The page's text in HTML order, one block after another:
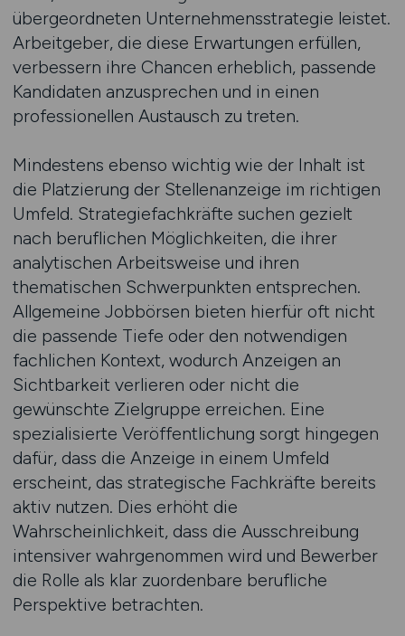
übergeordneten Unternehmensstrategie leistet.
Arbeitgeber, die diese Erwartungen erfüllen,
verbessern ihre Chancen erheblich, passende
Kandidaten anzusprechen und in einen
professionellen Austausch zu treten.
Mindestens ebenso wichtig wie der Inhalt ist
die Platzierung der Stellenanzeige im richtigen
Umfeld. Strategiefachkräfte suchen gezielt
nach beruflichen Möglichkeiten, die ihrer
analytischen Arbeitsweise und ihren
thematischen Schwerpunkten entsprechen.
Allgemeine Jobbörsen bieten hierfür oft nicht
die passende Tiefe oder den notwendigen
fachlichen Kontext, wodurch Anzeigen an
Sichtbarkeit verlieren oder nicht die
gewünschte Zielgruppe erreichen. Eine
spezialisierte Veröffentlichung sorgt hingegen
dafür, dass die Anzeige in einem Umfeld
erscheint, das strategische Fachkräfte bereits
aktiv nutzen. Dies erhöht die
Wahrscheinlichkeit, dass die Ausschreibung
intensiver wahrgenommen wird und Bewerber
die Rolle als klar zuordenbare berufliche
Perspektive betrachten.